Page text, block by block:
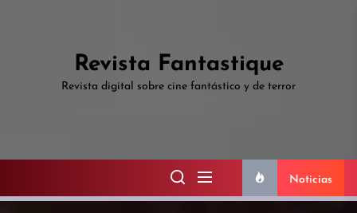
Revista Fantastique
Revista digital sobre cine fantástico y de terror
Noticias